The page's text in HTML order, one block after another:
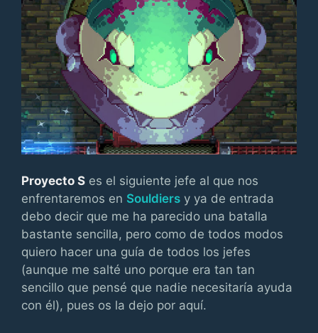
Proyecto S es el siguiente jefe al que nos
enfrentaremos en Souldiers y ya de entrada
debo decir que me ha parecido una batalla
bastante sencilla, pero como de todos modos
quiero hacer una guía de todos los jefes
(aunque me salté uno porque era tan tan
sencillo que pensé que nadie necesitaría ayuda
con él), pues os la dejo por aquí.